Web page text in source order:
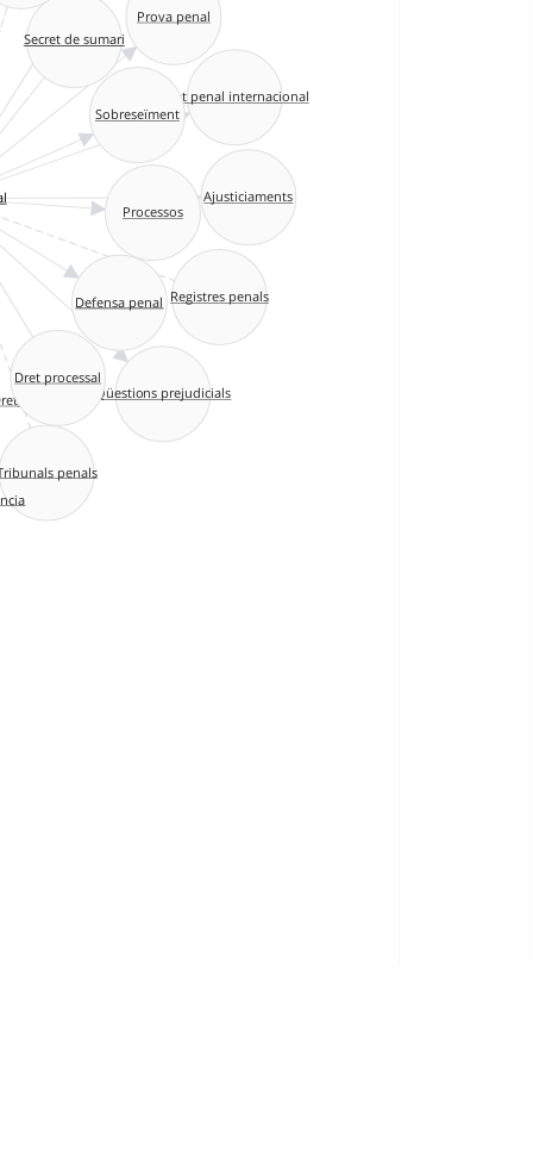
Secret de sumari
Registres penals
Processos
Defensa penal
Qüestions prejudicials
Tribunals penals
Dret penal internacional
Sobreseïment
Ajusticiaments
Prova penal
Dret processal